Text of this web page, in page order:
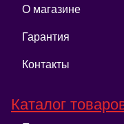
О магазине
Гарантия
Контакты
Каталог